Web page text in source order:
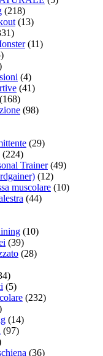
(218)
(13)
(11)
(4)
(41)
(168)
(98)
(29)
(224)
Trainer(49)
(12)
muscolare (10)
(44)
(10)
(39)
(28)
(5)
(232)
(14)
(97)
(36)